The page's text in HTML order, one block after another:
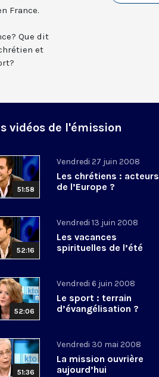
France.
Que dit
et
vidéos de l'émission
51:58
Vendredi 27 juin 2008
Les chrétiens : acteurs
de l’Europe ?
52:16
Vendredi 13 juin 2008
Les vacances
spirituelles de l’été
52:06
Vendredi 6 juin 2008
Le sport : terrain
d’évangélisation ?
51:36
Vendredi 30 mai 2008
La mission ouvrière
aujourd’hui